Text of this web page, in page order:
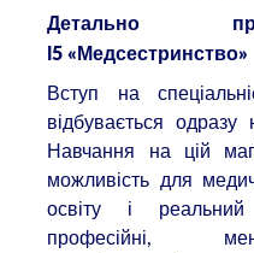
Детально
І5 «Медсестринство»
Вступ на
відбувається одразу
Навчання на цій
можливість для
освіту і
професійні,